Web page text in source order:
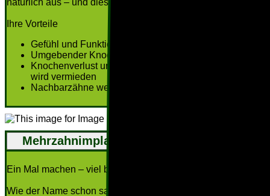
Ihre Vorteile
Gefühl und Funktionalität wie bei natürlichen Zähnen
Umgebender Knochen bleibt erhalten
Knochenverlust und Rückgang des Kieferknochens
wird vermieden
Nachbarzähne werden nicht beschliffen
Mehrzahnimplantat
Ein Mal machen – viel bekommen.
Wie der Name schon sagt – Mehrzahnimplantate kommen